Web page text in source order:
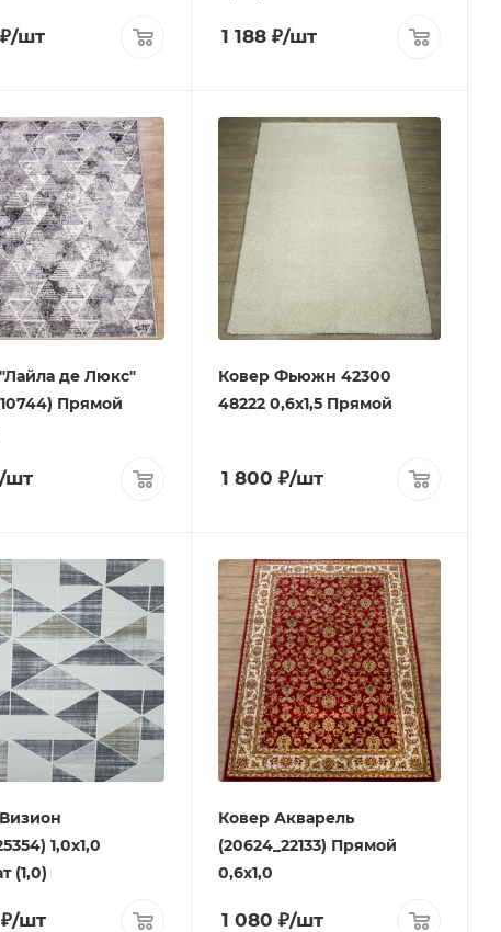
/шт 1 188 ₽/шт
де Люкс"
Прямой
шт
Ковер Фьюжн 42300
48222 0,6х1,5 Прямой
1 800 ₽/шт
1,0х1,0
(1,0)
₽/шт
Ковер Акварель
(20624_22133) Прямой
0,6х1,0
1 080 ₽/шт